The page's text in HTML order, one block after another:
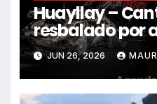
Huayllay –
resbalado por
impactó auto
dejando dos
JUN 26, 2026